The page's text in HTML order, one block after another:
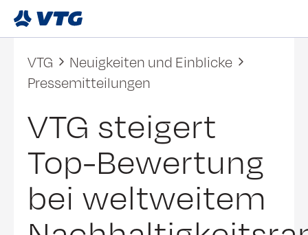
VTG
Neuigkeiten und Einblicke
Pressemitteilungen
VTG steigert
Top-Bewertung
bei weltweitem